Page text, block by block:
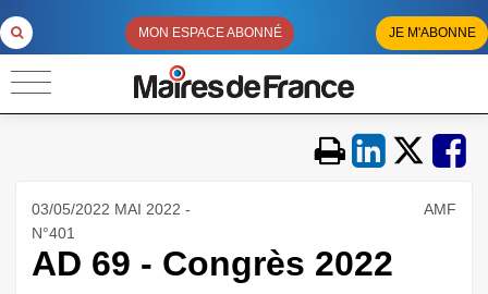
MON ESPACE ABONNÉ JE M'ABONNE
03/05/2022 MAI 2022 -
N°401
AMF
AD 69 - Congrès 2022